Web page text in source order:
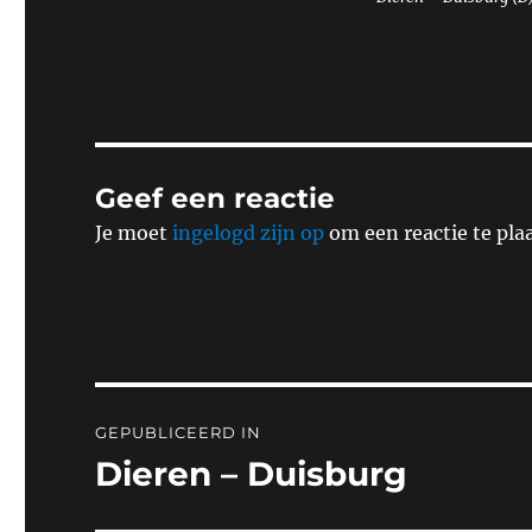
Geef een reactie
Je moetingelogd zijn op om een reactie te
navigatie
GEPUBLICEERD IN
Dieren – Duisburg